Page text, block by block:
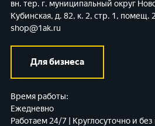
вн. тер. г. муниципальный округ
Кубинская, д. 82, к. 2, стр. 1, помещ.
shop@1ak.ru
Для бизнеса
Время работы:
Ежедневно
Работаем 24/7 | Круглосуточно и